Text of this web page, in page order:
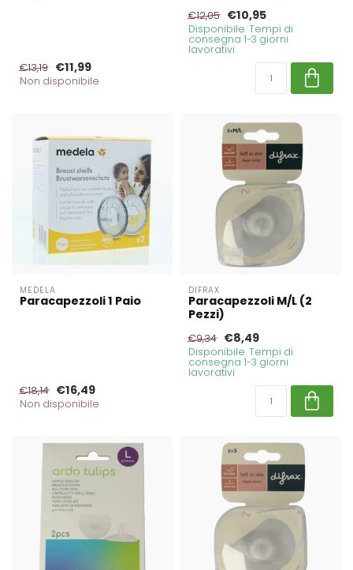
€13,19 €11,99
Non disponibile
€12,05 €10,95
Disponibile. Tempi di
consegna 1-3 giorni
lavorativi
MEDELA
Paracapezzoli 1 Paio
€18,14 €16,49
Non disponibile
DIFRAX
Paracapezzoli M/L (2
Pezzi)
€9,34 €8,49
Disponibile. Tempi di
consegna 1-3 giorni
lavorativi